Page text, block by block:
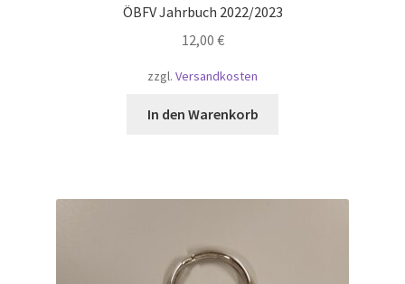
ÖBFV Jahrbuch 2022/2023
12,00 €
zzgl. Versandkosten
In den Warenkorb